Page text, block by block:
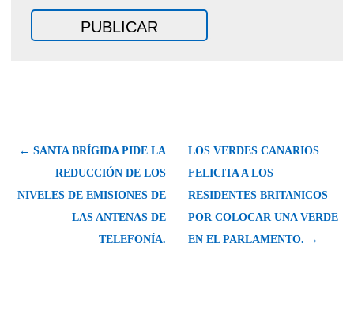
← SANTA BRÍGIDA PIDE LA
REDUCCIÓN DE LOS
NIVELES DE EMISIONES DE
LAS ANTENAS DE
TELEFONÍA.
LOS VERDES CANARIOS
FELICITA A LOS
RESIDENTES BRITANICOS
POR COLOCAR UNA VERDE
EN EL PARLAMENTO. →